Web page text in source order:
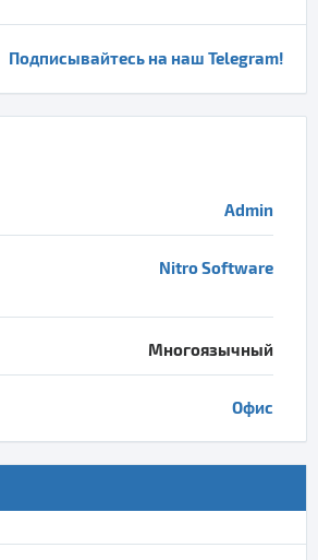
Подписывайтесь на наш Telegram!
Admin
Nitro Software
Многоязычный
Офис